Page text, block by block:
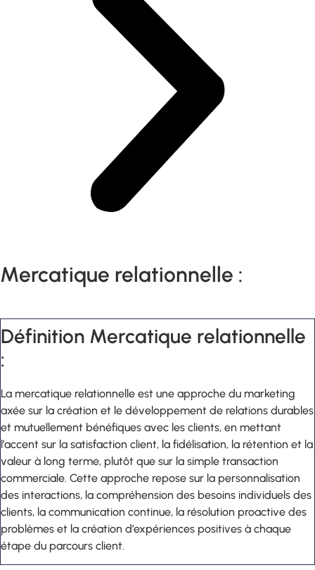
Mercatique relationnelle :
Définition Mercatique relationnelle
:
La mercatique relationnelle est une approche du marketing
axée sur la création et le développement de relations durables
et mutuellement bénéfiques avec les clients, en mettant
l’accent sur la satisfaction client, la fidélisation, la rétention et la
valeur à long terme, plutôt que sur la simple transaction
commerciale. Cette approche repose sur la personnalisation
des interactions, la compréhension des besoins individuels des
clients, la communication continue, la résolution proactive des
problèmes et la création d’expériences positives à chaque
étape du parcours client.